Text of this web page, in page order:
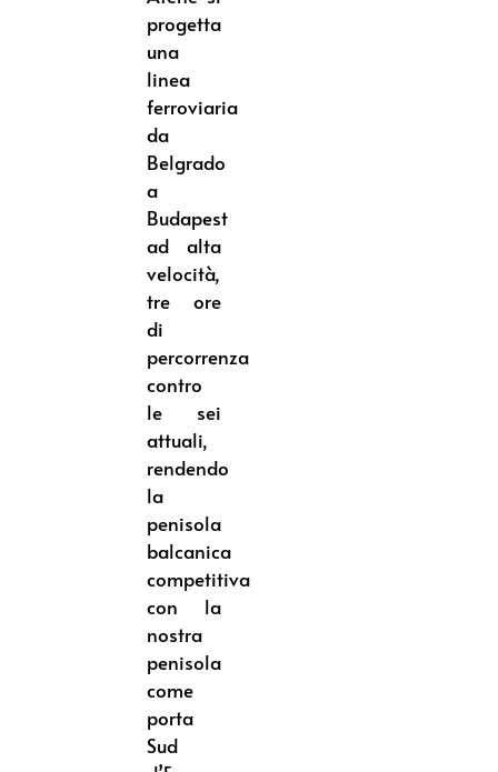
progetta
una
linea
ferroviaria
da
Belgrado
a
Budapest
ad alta
velocità,
tre ore
di
percorrenza
contro
le sei
attuali,
rendendo
la
penisola
balcanica
competitiva
con la
nostra
penisola
come
porta
Sud